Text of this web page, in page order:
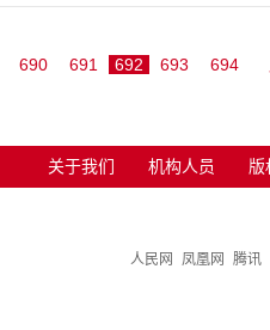
690 691 692 693 694
关于我们 机构人员 版
人民网 凤凰网 腾讯